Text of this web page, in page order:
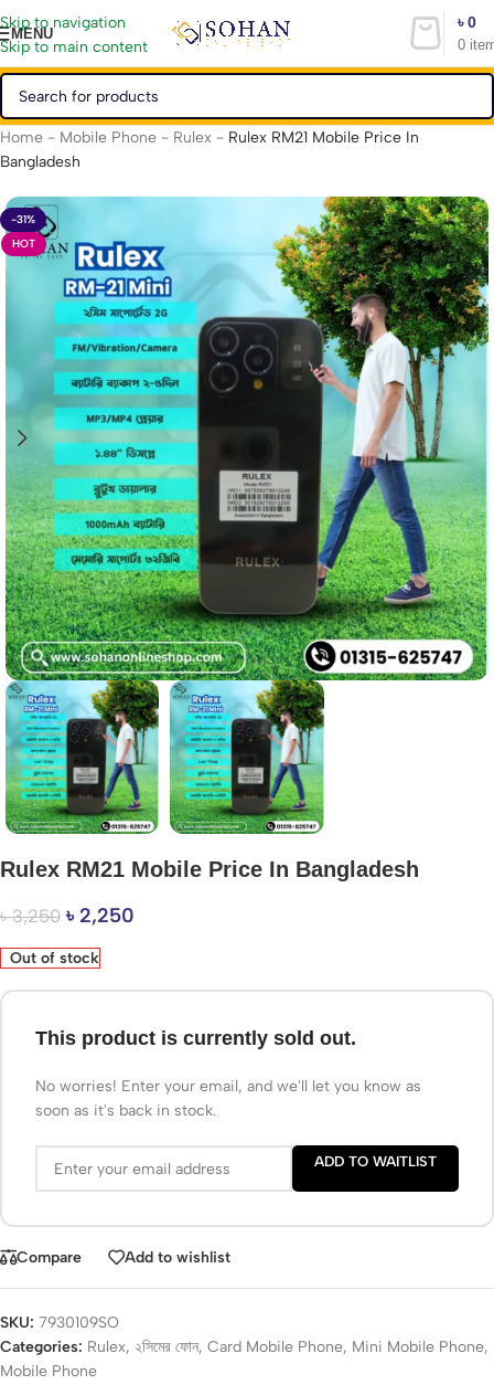
Skip to navigation
Skip to main content
MENU
0
৳0
Home - Mobile Phone - Rulex - Rulex RM21 Mobile Price In
Bangladesh
-31%
HOT
Rulex RM21 Mobile Price In Bangladesh
৳3,250 ৳ 2,250
Out of stock
This product is currently sold out.
No worries! Enter your email, and we'll let you know as
soon as it's back in stock.
ADD TO WAITLIST
Compare Add to wishlist
SKU: 7930109SO
Categories: Rulex, ২সিমের ফোন, Card Mobile Phone, Mini Mobile Phone,
Mobile Phone